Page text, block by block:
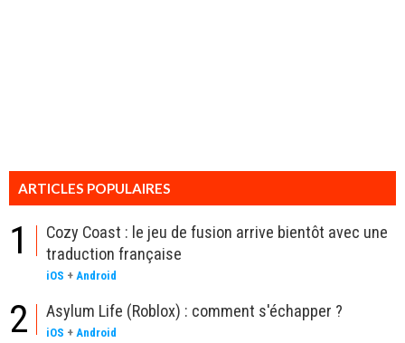
ARTICLES POPULAIRES
1
Cozy Coast : le jeu de fusion arrive bientôt avec une
traduction française
iOS + Android
2 Asylum Life (Roblox) : comment s'échapper ?
iOS + Android